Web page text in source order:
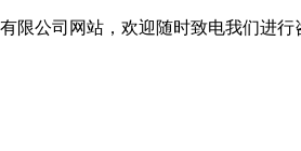
限公司网站，欢迎随时致电我们进行